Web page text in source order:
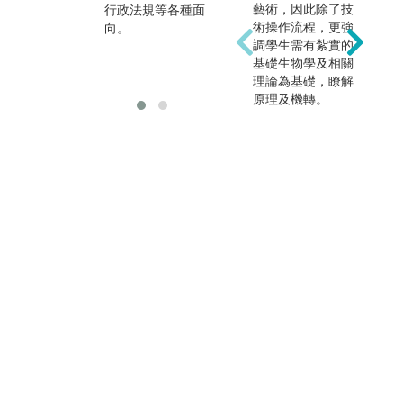
行政法規等各種面
向。
銷、管理，甚至參
與臨床試驗研究、
到政府部門工作，
或在學術界發展。
藝術，因此除了技
術操作流程，更強
調學生需有紮實的
基礎生物學及相關
理論為基礎，瞭解
原理及機轉。